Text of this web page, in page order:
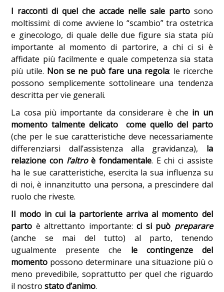
I racconti di quel che accade nelle sale partosono
moltissimi: di come avviene lo “scambio” tra ostetrica
e ginecologo, di quale delle due figure sia stata più
importante al momento di partorire, a chi ci si è
affidate più facilmente e quale competenza sia stata
più utile. Non se ne può fare una regola: le ricerche
possono semplicemente sottolineare una tendenza
descritta per vie generali.
La cosa più importante da considerare è che in un
momento talmente delicato come quello del parto
(che per le sue caratteristiche deve necessariamente
differenziarsi dall’assistenza alla gravidanza), la
relazione con l’altroè fondamentale. E chi ci assiste
ha le sue caratteristiche, esercita la sua influenza su
di noi, è innanzitutto una persona, a prescindere dal
ruolo che riveste.
Il modo in cui la partoriente arriva al momento del
parto è altrettanto importante: ci si può preparare
(anche se mai del tutto) al parto, tenendo
ugualmente presente che le contingenze del
momento possono determinare una situazione più o
meno prevedibile, soprattutto per quel che riguardo
il nostrostato d’animo.